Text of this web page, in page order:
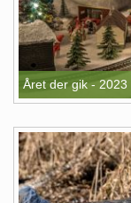
Året der gik - 2023